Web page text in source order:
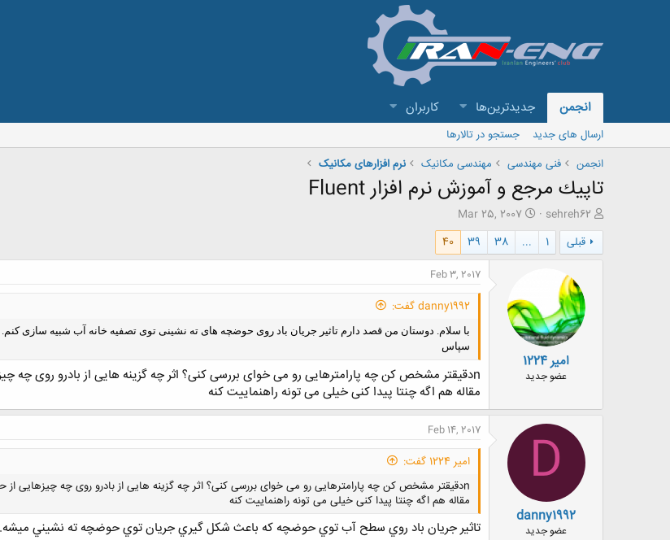
انجمن جدیدترین‌ها کاربران
ارسال های جدید
جستجو در تالارها
انجمن
فنی مهندسی مهندسی مکانیک نرم افزارهای مکانیک
تاپيك مرجع و آموزش نرم افزار Fluent
ش
ر
و
ع
sehreh62
ت
ا
ی
ر
و
ع
Mar 25, 2007
قبلی
1
...
38
39
40
امیر 1224
عضو جدید
Feb 3, 2017
danny1992 گفت:
با سلام. دوستان من قصد دارم تاثیر جریان باد روی حوضچه های ته نشینی توی تصفیه خانه آب شبیه سازی کنم.
سپاس
nدقیقتر مشخص کن چه پارامترهایی رو می خوای بررسی کنی؟ اثر چه گزینه هایی از بادرو روی چه چیزهایی از حوضچه؟
مقاله هم اگه چنتا پیدا کنی خیلی می تونه راهنماییت کنه
D
danny1992
عضو جدید
Feb 14, 2017
امیر 1224 گفت:
nدقیقتر مشخص کن چه پارامترهایی رو می خوای بررسی کنی؟ اثر چه گزینه هایی از بادرو روی چه چیزهایی از حوضچه؟
مقاله هم اگه چنتا پیدا کنی خیلی می تونه راهنماییت کنه
تاثير جريان باد روي سطح آب توي حوضچه كه باعث شكل گيري جريان توي حوضچه ته نشيني ميشه.